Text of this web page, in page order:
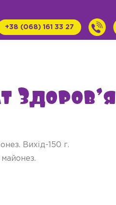
+38 (068) 161 33 27
Здоров’я
Вихід-150 г.